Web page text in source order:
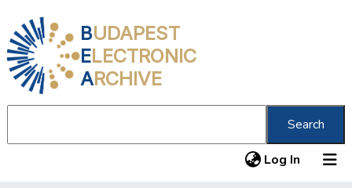
BUDAPEST
ELECTRONIC
ARCHIVE
Search
Log In (current)